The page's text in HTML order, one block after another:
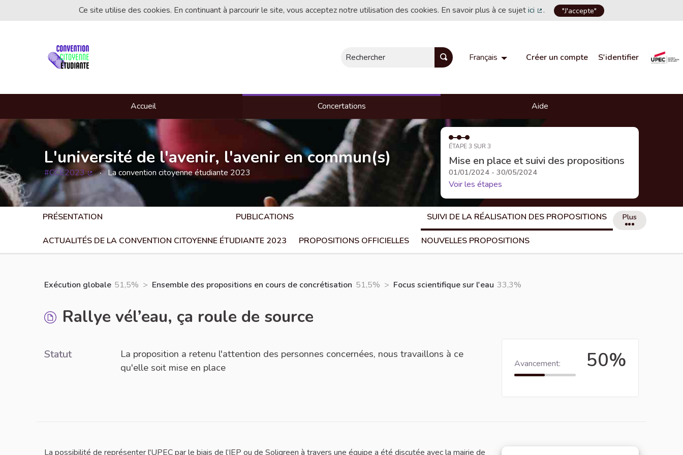
Ce site utilise des cookies. En continuant à parcourir le site, vous acceptez notre utilisation des cookies. En savoir plus à ce sujetici
(Lien externe)
. "J'accepte"
Rechercher Français Choisir la langueChoose language
Créer un compte S'identifier
Accueil Concertations Aide
L'université de l'avenir, l'avenir en commun(s)
#CCE2023
(Lien externe)
La convention citoyenne étudiante 2023
ÉTAPE 3 SUR 3
Mise en place et suivi des propositions
01/01/2024 - 30/05/2024
Voir les étapes
PRÉSENTATION PUBLICATIONS SUIVI DE LA RÉALISATION DES PROPOSITIONS
ACTUALITÉS DE LA CONVENTION CITOYENNE ÉTUDIANTE 2023 PROPOSITIONS OFFICIELLES NOUVELLES PROPOSITIONS
Exécution globale 51,5% > Ensemble des propositions en cours de concrétisation 51,5% > Focus scientifique sur l'eau 33,3%
Rallye vél’eau, ça roule de source
Avancement: 50%
Statut
La proposition a retenu l'attention des personnes concernées, nous travaillons à ce
qu'elle soit mise en place
La possibilité de représenter l'UPEC par le biais de l’IEP ou de Soligreen à travers une équipe a été discutée avec la mairie de